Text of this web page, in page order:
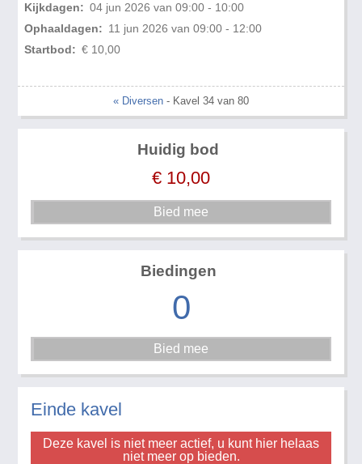
Kijkdagen: 04 jun 2026 van 09:00 - 10:00
Ophaaldagen: 11 jun 2026 van 09:00 - 12:00
Startbod: € 10,00
« Diversen - Kavel 34 van 80
Huidig bod
€ 10,00
Biedingen
0
Einde kavel
Deze kavel is niet meer actief, u kunt hier helaas
niet meer op bieden.